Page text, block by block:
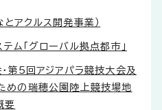
アクルス開発事業）
テム「グローバル拠点都市」
第5回アジアパラ競技大会及
めの瑞穂公園陸上競技場地
要